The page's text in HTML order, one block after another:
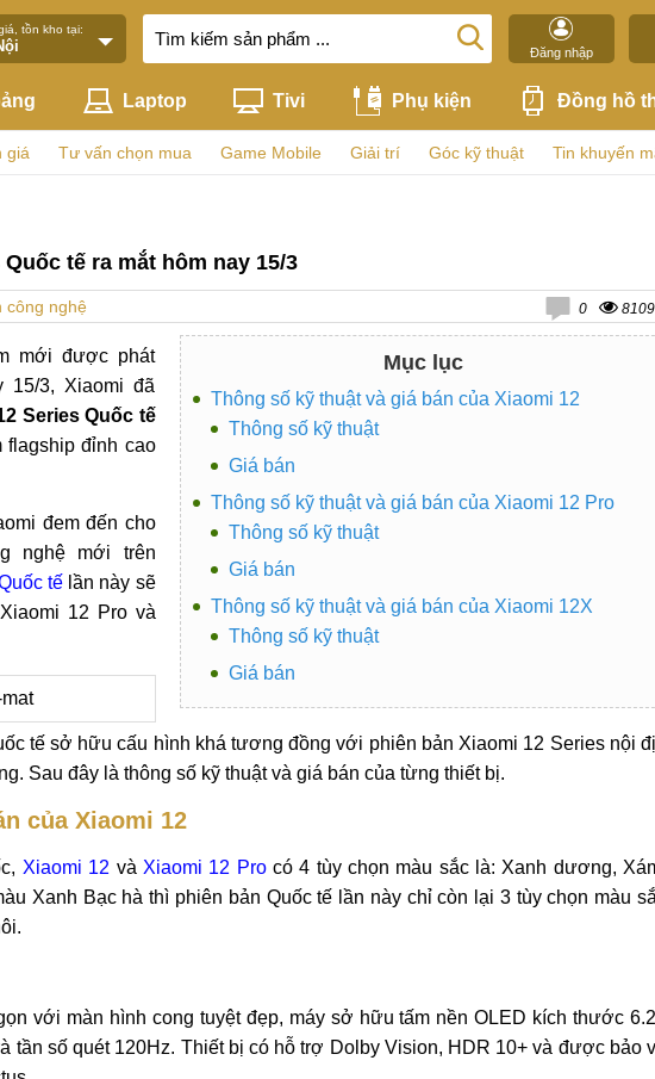
tồn kho tại:
Đăng nhập
Laptop Tivi Phụ kiện Đồng hồ
giá Tư vấn chọn mua Game Mobile Giải trí Góc kỹ thuật Tin khuyến
tế ra mắt hôm nay 15/3
công nghệ 0 8109
Mục lục
Thông số kỹ thuật và giá bán của Xiaomi 12
Thông số kỹ thuật
Giá bán
Thông số kỹ thuật và giá bán của Xiaomi 12 Pro
Thông số kỹ thuật
Giá bán
Thông số kỹ thuật và giá bán của Xiaomi 12X
Thông số kỹ thuật
Giá bán
mới được phát
15/3, Xiaomi đã
Series Quốc tế
flagship đỉnh cao
đem đến cho
nghệ mới trên
tế lần này sẽ
12 Pro và
tế sở hữu cấu hình khá tương đồng với phiên bản Xiaomi 12 Series nội
Sau đây là thông số kỹ thuật và giá bán của từng thiết bị.
của Xiaomi 12
Xiaomi 12 và Xiaomi 12 Procó 4 tùy chọn màu sắc là: Xanh dương,
Xanh Bạc hà thì phiên bản Quốc tế lần này chỉ còn lại 3 tùy chọn màu
với màn hình cong tuyệt đẹp, máy sở hữu tấm nền OLED kích thước
tần số quét 120Hz. Thiết bị có hỗ trợ Dolby Vision, HDR 10+ và được bảo